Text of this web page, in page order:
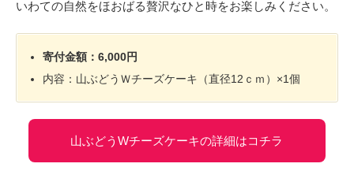
いわての自然をほおばる贅沢なひと時をお楽しみください。
寄付金額：6,000円
内容：山ぶどうＷチーズケーキ（直径12ｃｍ）×1個
山ぶどうWチーズケーキの詳細はコチラ